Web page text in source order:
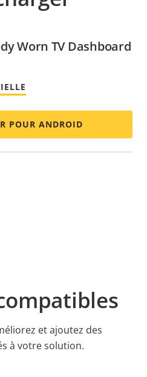
Worn TV Dashboard
POUR ANDROID
et ajoutez des
à votre solution.